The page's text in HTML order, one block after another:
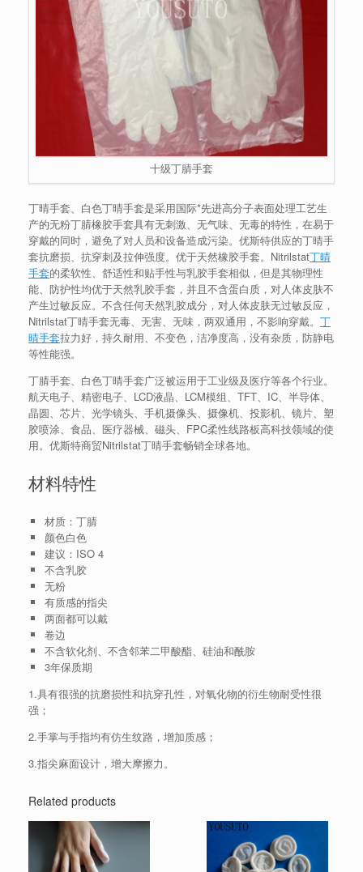
十级丁腈手套
丁晴手套、白色丁晴手套是采用国际*先进高分子表面处理工艺生
产的无粉丁腈橡胶手套具有无刺激、无气味、无毒的特性，在易于
穿戴的同时，避免了对人员和设备造成污染。优斯特供应的丁晴手
套抗磨损、抗穿刺及拉伸强度。优于天然橡胶手套。Nitrilstat丁晴
手套的柔软性、舒适性和贴手性与乳胶手套相似，但是其物理性
能、防护性均优于天然乳胶手套，并且不含蛋白质，对人体皮肤不
产生过敏反应。不含任何天然乳胶成分，对人体皮肤无过敏反应，
Nitrilstat丁晴手套无毒、无害、无味，两双通用，不影响穿戴。 丁
晴手套拉力好，持久耐用、不变色，洁净度高，没有杂质，防静电
等性能强。
丁腈手套、白色丁晴手套广泛被运用于工业级及医疗等各个行业。
航天电子、精密电子、LCD液晶、LCM模组、TFT、IC、半导体、
晶圆、芯片、光学镜头、手机摄像头、摄像机、投影机、镜片、塑
胶喷涂、食品、医疗器械、磁头、FPC柔性线路板高科技领域的使
用。优斯特商贸Nitrilstat丁晴手套畅销全球各地。
材料特性
材质：丁腈
颜色白色
建议：ISO 4
不含乳胶
无粉
有质感的指尖
两面都可以戴
卷边
不含软化剂、不含邻苯二甲酸酯、硅油和酰胺
3年保质期
1.具有很强的抗磨损性和抗穿孔性，对氧化物的衍生物耐受性很
强；
2.手掌与手指均有仿生纹路，增加质感；
3.指尖麻面设计，增大摩擦力。
Related products